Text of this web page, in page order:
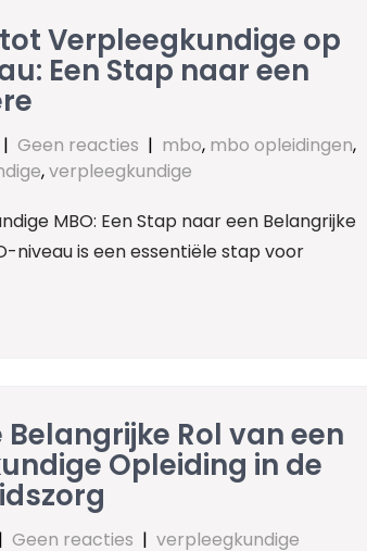
Verpleegkundige op
Een Stap naar een
| Geen reacties | mbo, mbo opleidingen,
,verpleegkundige
MBO: Een Stap naar een Belangrijke
niveau is een essentiële stap voor
Rol van een
Opleiding in de
| Geen reacties | verpleegkundige